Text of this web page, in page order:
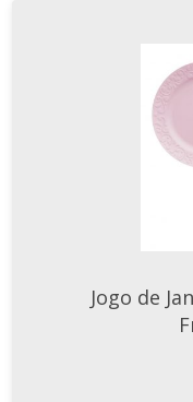
Jogo de